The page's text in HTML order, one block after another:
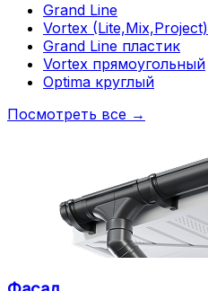
Grand Line
Vortex (Lite,Mix,Project)
Grand Line пластик
Vortex прямоугольный
Optima круглый
Посмотреть все →